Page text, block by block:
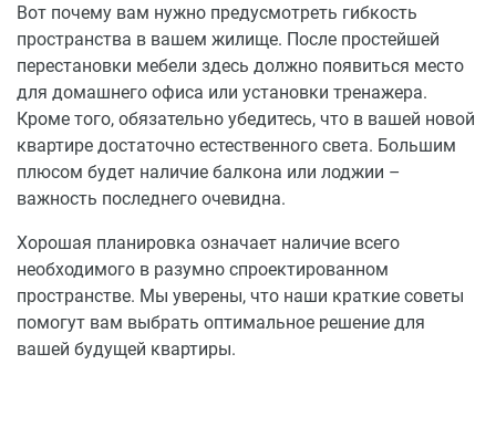
Вот почему вам нужно предусмотреть гибкость
пространства в вашем жилище. После простейшей
перестановки мебели здесь должно появиться место
для домашнего офиса или установки тренажера.
Кроме того, обязательно убедитесь, что в вашей новой
квартире достаточно естественного света. Большим
плюсом будет наличие балкона или лоджии –
важность последнего очевидна.
Хорошая планировка означает наличие всего
необходимого в разумно спроектированном
пространстве. Мы уверены, что наши краткие советы
помогут вам выбрать оптимальное решение для
вашей будущей квартиры.